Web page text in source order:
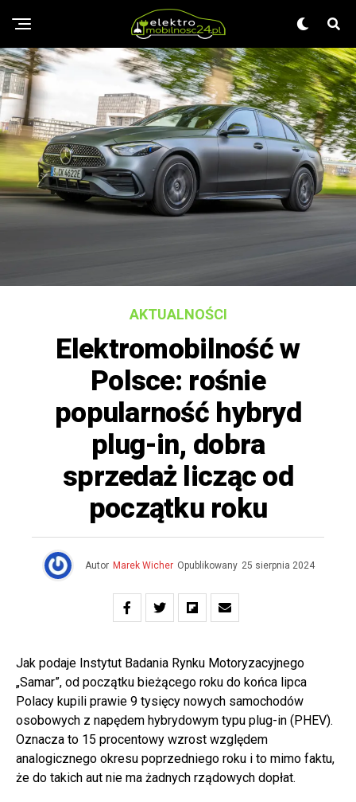
AKTUALNOŚCI
Elektromobilność w
Polsce: rośnie
popularność hybryd
plug-in, dobra
sprzedaż licząc od
początku roku
Autor Marek Wicher Opublikowany 25 sierpnia 2024
Jak podaje Instytut Badania Rynku Motoryzacyjnego
„Samar”, od początku bieżącego roku do końca lipca
Polacy kupili prawie 9 tysięcy nowych samochodów
osobowych z napędem hybrydowym typu plug-in (PHEV).
Oznacza to 15 procentowy wzrost względem
analogicznego okresu poprzedniego roku i to mimo faktu,
że do takich aut nie ma żadnych rządowych dopłat.